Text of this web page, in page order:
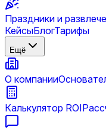
Праздники и
КейсыБлогТарифы
Ещё
О компании
Калькулятор ROI